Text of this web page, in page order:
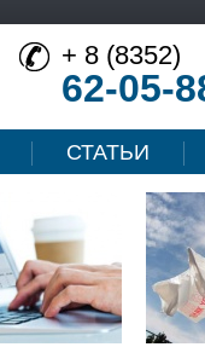
+ 8 (8352)
62-05-
СТАТЬИ